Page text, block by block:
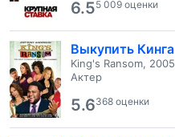
6.55 009 оценки
Выкупить Кинга
King's Ransom, 2005
Актер
5.6368 оценки